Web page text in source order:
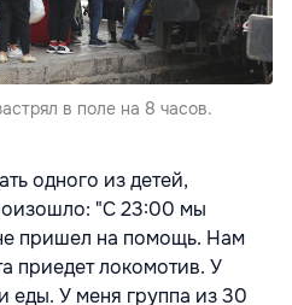
в поле на 8 часов.
одного из детей,
"С 23:00 мы
пришел на помощь. Нам
приедет локомотив. У
еды. У меня группа из 30